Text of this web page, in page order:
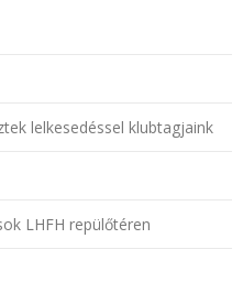
lelkesedéssel klubtagjaink
LHFH repülőtéren